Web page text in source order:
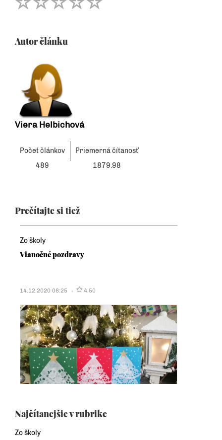
Autor článku
Viera Helbichová
Počet článkov
Priemerná čítanosť
489
1879.98
Prečítajte si tiež
Zo školy
Vianočné pozdravy
14.12.2020 08:25 4.50
Najčítanejšie v rubrike
Zo školy